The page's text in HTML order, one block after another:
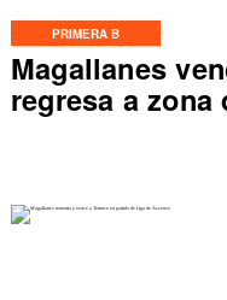
PRIMERA B
Magallanes
regresa a